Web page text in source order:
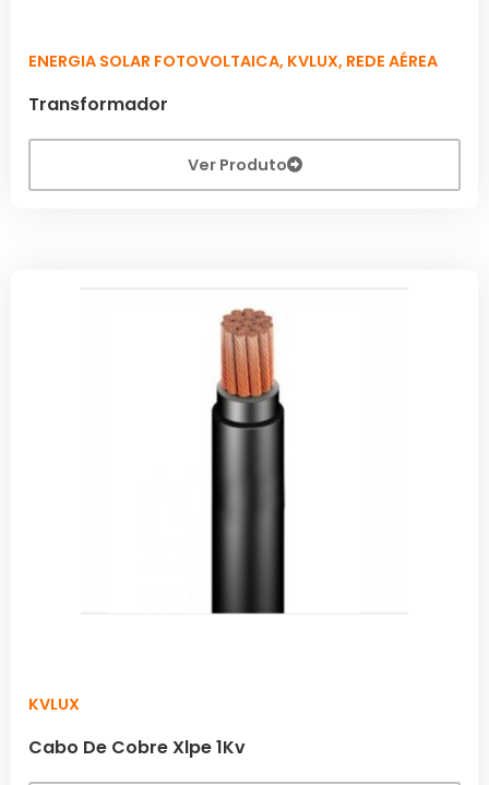
ENERGIA SOLAR FOTOVOLTAICA, KVLUX, REDE AÉREA
Transformador
Ver Produto
KVLUX
Cabo De Cobre Xlpe 1Kv